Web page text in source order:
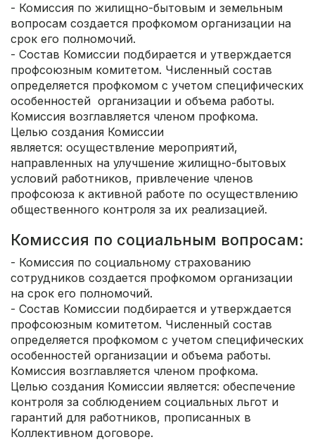
- Комиссия по жилищно-бытовым и земельным
вопросам создается профкомом организации на
срок его полномочий.
- Состав Комиссии подбирается и утверждается
профсоюзным комитетом. Численный состав
определяется профкомом с учетом специфических
особенностей организации и объема работы.
Комиссия возглавляется членом профкома.
Целью создания Комиссии
является: осуществление мероприятий,
направленных на улучшение жилищно-бытовых
условий работников, привлечение членов
профсоюза к активной работе по осуществлению
общественного контроля за их реализацией.
Комиссия по социальным вопросам:
- Комиссия по социальному страхованию
сотрудников создается профкомом организации
на срок его полномочий.
- Состав Комиссии подбирается и утверждается
профсоюзным комитетом. Численный состав
определяется профкомом с учетом специфических
особенностей организации и объема работы.
Комиссия возглавляется членом профкома.
Целью создания Комиссии является: обеспечение
контроля за соблюдением социальных льгот и
гарантий для работников, прописанных в
Коллективном договоре.